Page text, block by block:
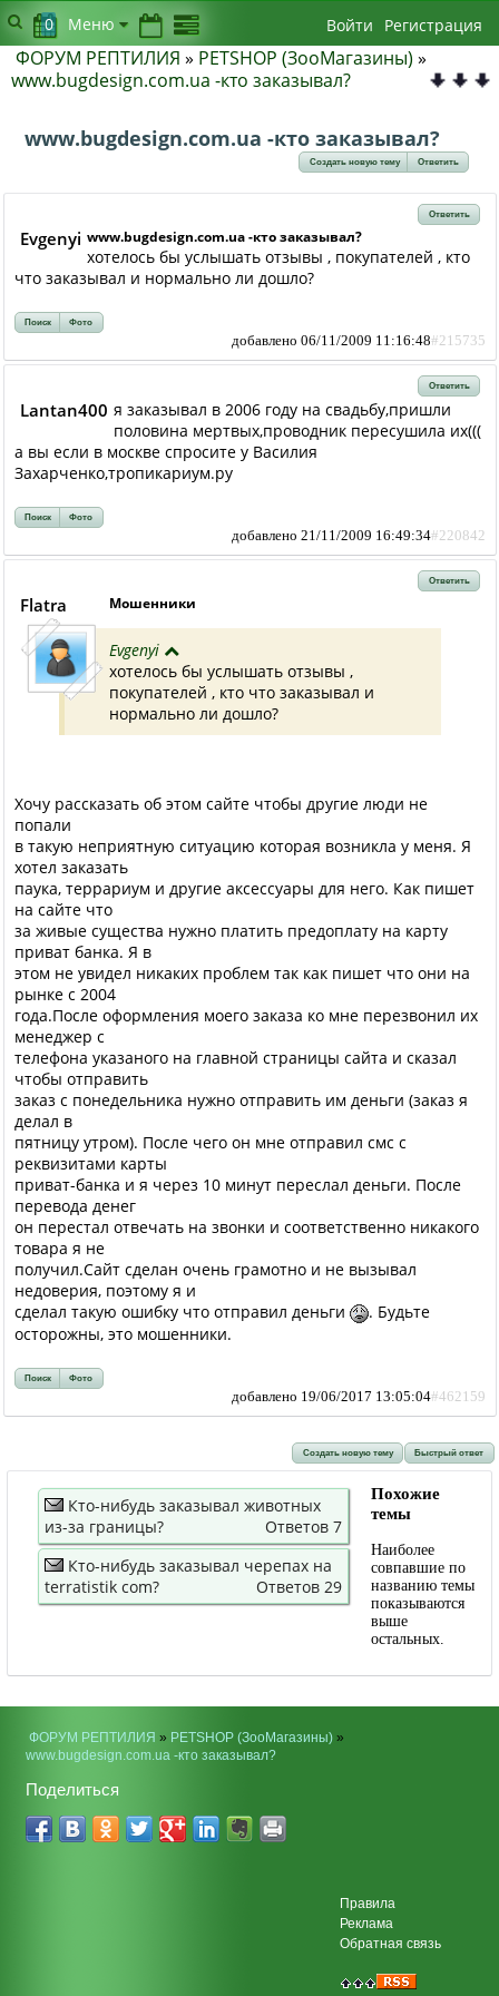
ФОРУМ РЕПТИЛИЯ » PETSHOP (ЗооМагазины) »
www.bugdesign.com.ua -кто заказывал?
www.bugdesign.com.ua -кто заказывал?
Создать новую тему Ответить
Ответить
Evgenyi www.bugdesign.com.ua -кто заказывал?
хотелось бы услышать отзывы , покупателей , кто
что заказывал и нормально ли дошло?
Поиск Фото
добавлено 06/11/2009 11:16:48#215735
Ответить
Lantan400 я заказывал в 2006 году на свадьбу,пришли
половина мертвых,проводник пересушила их(((
а вы если в москве спросите у Василия
Захарченко,тропикариум.ру
Поиск Фото
добавлено 21/11/2009 16:49:34#220842
Ответить
Flatra Мошенники
Evgenyi
хотелось бы услышать отзывы ,
покупателей , кто что заказывал и
нормально ли дошло?
Хочу рассказать об этом сайте чтобы другие люди не
попали
в такую неприятную ситуацию которая возникла у меня. Я
хотел заказать
паука, террариум и другие аксессуары для него. Как пишет
на сайте что
за живые существа нужно платить предоплату на карту
приват банка. Я в
этом не увидел никаких проблем так как пишет что они на
рынке с 2004
года.После оформления моего заказа ко мне перезвонил их
менеджер с
телефона указаного на главной страницы сайта и сказал
чтобы отправить
заказ с понедельника нужно отправить им деньги (заказ я
делал в
пятницу утром). После чего он мне отправил смс с
реквизитами карты
приват-банка и я через 10 минут переслал деньги. После
перевода денег
он перестал отвечать на звонки и соответственно никакого
товара я не
получил.Сайт сделан очень грамотно и не вызывал
недоверия, поэтому я и
сделал такую ошибку что отправил деньги
. Будьте
осторожны, это мошенники.
Поиск Фото
добавлено 19/06/2017 13:05:04#462159
Создать новую тему Быстрый ответ
Кто-нибудь заказывал животных
из-за границы?
Ответов 7
Кто-нибудь заказывал черепах на
terratistik com?
Ответов 29
Похожие
темы
Наиболее
совпавшие по
названию темы
показываются
выше
остальных.
0 Меню Войти Регистрация
ФОРУМ РЕПТИЛИЯ » PETSHOP (ЗооМагазины)»
www.bugdesign.com.ua -кто заказывал?
Поделиться
Правила
Реклама
Обратная связь